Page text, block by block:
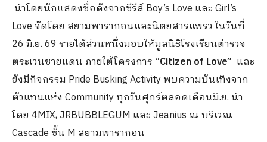
นำโดยนักแสดงชื่อดังจากซีรีส์ Boy’s Love และ Girl’s
Love จัดโดย สยามพารากอนและนิตยสารแพรว ในวันที่
26 มิ.ย. 69 รายได้ส่วนหนึ่งมอบให้มูลนิธิโรงเรียนตำรวจ
ตระเวนชายแดน ภายใต้โครงการ “Citizen of Love” และ
ยังมีกิจกรรม Pride Busking Activity พบความบันเทิงจาก
ตัวแทนแห่ง Community ทุกวันศุกร์ตลอดเดือนมิ.ย. นำ
โดย 4MIX, JRBUBBLEGUM และ Jeanius ณ บริเวณ
Cascade ชั้น M สยามพารากอน